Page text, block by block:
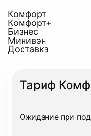
Комфорт
Комфорт+
Бизнес
Минивэн
Доставка
Тариф
Ожидание при